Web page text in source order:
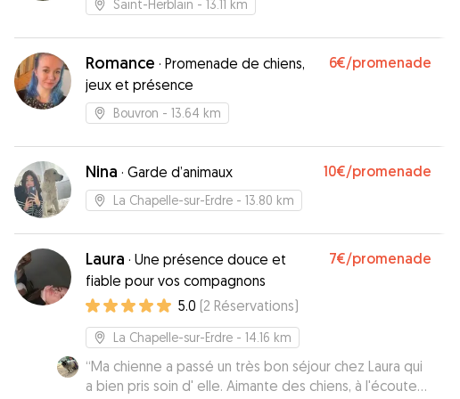
Saint-Herblain - 13.11 km
Romance · Promenade de chiens,
jeux et présence
6€/promenade
Bouvron - 13.64 km
Nina · Garde d’animaux 10€/promenade
La Chapelle-sur-Erdre - 13.80 km
Laura · Une présence douce et
fiable pour vos compagnons
7€/promenade
5.0 (2 Réservations)
La Chapelle-sur-Erdre - 14.16 km
“Ma chienne a passé un très bon séjour chez Laura qui
a bien pris soin d' elle. Aimante des chiens, à l'écoute